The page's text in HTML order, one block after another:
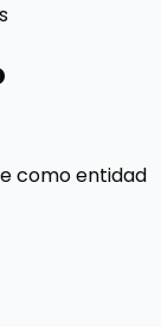
como entidad